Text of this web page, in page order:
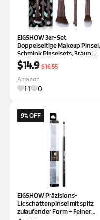
EIGSHOW 3er-Set
Doppelseitige Makeup Pinsel,
Schmink Pinselsets, Braun |
Foundation Pinsel, Concealer
Pinsel, Highlighter Pinsel,
Vegane, für Flüssig-, Puder-
& Creme
$14.9 $16.55
Amazon
11 0
9% OFF
EIGSHOW Präzisions-
Lidschattenpinsel mit spitz
zulaufender Form – Feiner